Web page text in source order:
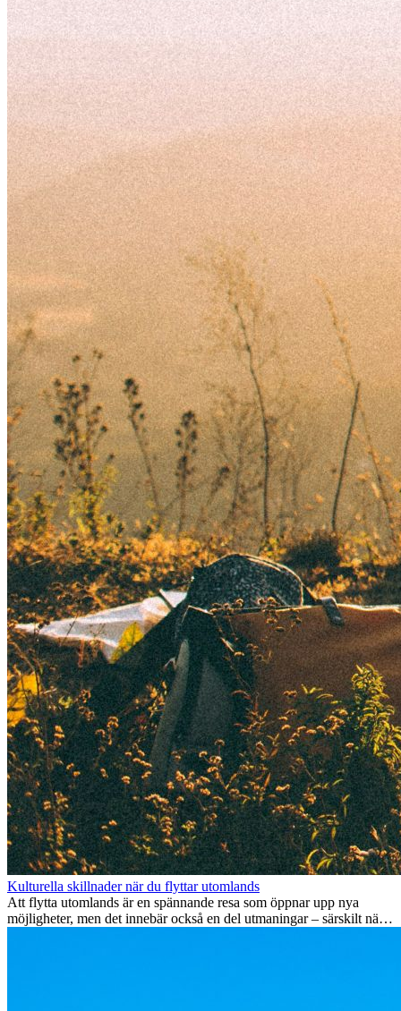
Kulturella skillnader när du flyttar utomlands
Att flytta utomlands är en spännande resa som öppnar upp nya
möjligheter, men det innebär också en del utmaningar – särskilt när